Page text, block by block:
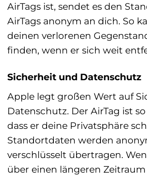
AirTags ist, sendet es den
AirTags anonym an dich. So
deinen verlorenen
finden, wenn er sich weit
Sicherheit und Datenschutz
Apple legt großen Wert auf
Datenschutz. Der AirTag ist
dass er deine Privatsphäre
Standortdaten werden
verschlüsselt übertragen.
über einen längeren